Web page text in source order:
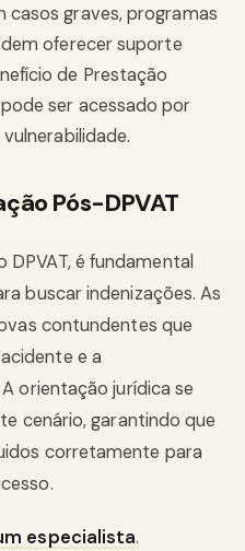
casos graves, programas
oferecer suporte
de Prestação
ser acessado por
Pós-DPVAT
DPVAT, é fundamental
buscar indenizações. As
contundentes que
e a
orientação jurídica se
cenário, garantindo que
corretamente para
especialista.